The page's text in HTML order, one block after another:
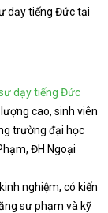
dạy tiếng Đức tại
dạy tiếng Đức
cao, sinh viên
trường đại học
ĐH Ngoại
nghiệm, có kiến
sư phạm và kỹ